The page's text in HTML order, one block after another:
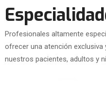
Profesionales altamente
ofrecer una atención exclusiva
nuestros pacientes, adultos y